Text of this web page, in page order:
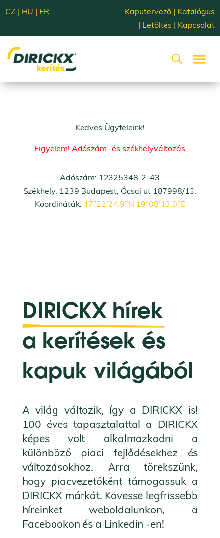
CZ | HU | FR Kaputervező | Katalógus
| Letöltés | Kapcsolat
Kedves Ügyfeleink!
Figyelem! Adószám- és székhelyváltozás
Adószám: 12325348-2-43
Székhely: 1239 Budapest, Ócsai út 187998/13.
Koordináták: 47°22’24.9″N 19°08’13.0″E
DIRICKX hírek
a kerítések és
kapuk világából
A világ változik, így a DIRICKX is!
100 éves tapasztalattal a DIRICKX
képes volt alkalmazkodni a
különböző piaci fejlődésekhez és
változásokhoz.
Arra törekszünk,
hogy piacvezetőként támogassuk a
DIRICKX márkát. Kövesse legfrissebb
híreinket weboldalunkon, a
Facebookon és a Linkedin -en!